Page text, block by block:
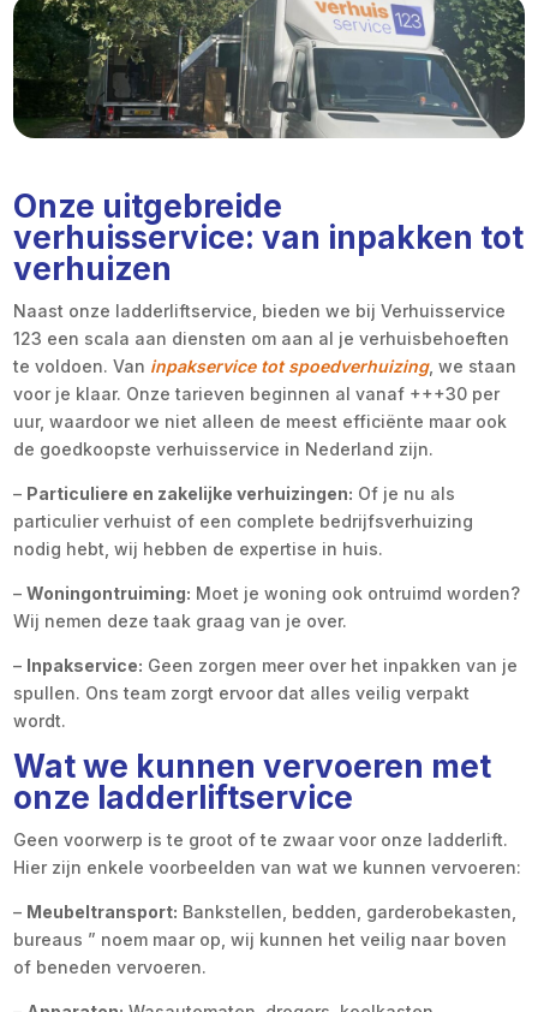
Onze uitgebreide
verhuisservice: van inpakken tot
verhuizen
Naast onze ladderliftservice, bieden we bij Verhuisservice
123 een scala aan diensten om aan al je verhuisbehoeften
te voldoen. Van inpakservice tot spoedverhuizing, we staan
voor je klaar. Onze tarieven beginnen al vanaf +++30 per
uur, waardoor we niet alleen de meest efficiënte maar ook
de goedkoopste verhuisservice in Nederland zijn.
– Particuliere en zakelijke verhuizingen: Of je nu als
particulier verhuist of een complete bedrijfsverhuizing
nodig hebt, wij hebben de expertise in huis.
–Woningontruiming: Moet je woning ook ontruimd worden?
Wij nemen deze taak graag van je over.
– Inpakservice: Geen zorgen meer over het inpakken van je
spullen. Ons team zorgt ervoor dat alles veilig verpakt
wordt.
Wat we kunnen vervoeren met
onze ladderliftservice
Geen voorwerp is te groot of te zwaar voor onze ladderlift.
Hier zijn enkele voorbeelden van wat we kunnen vervoeren:
– Meubeltransport: Bankstellen, bedden, garderobekasten,
bureaus ” noem maar op, wij kunnen het veilig naar boven
of beneden vervoeren.